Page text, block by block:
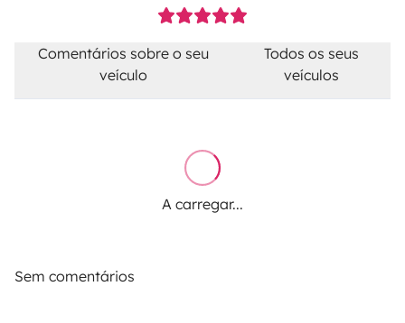
Comentários sobre o seu
veículo
Todos os seus
veículos
A carregar...
Sem comentários